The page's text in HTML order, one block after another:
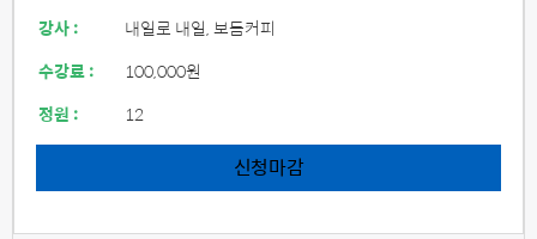
강사 :
내일로 내일, 보듬커피
수강료 :
100,000원
정원 :
12
신청마감